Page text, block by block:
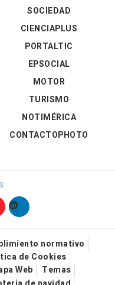
SOCIEDAD
CIENCIAPLUS
PORTALTIC
EPSOCIAL
MOTOR
TURISMO
NOTIMÉRICA
CONTACTOPHOTO
normativo
de Cookies
Web
Temas